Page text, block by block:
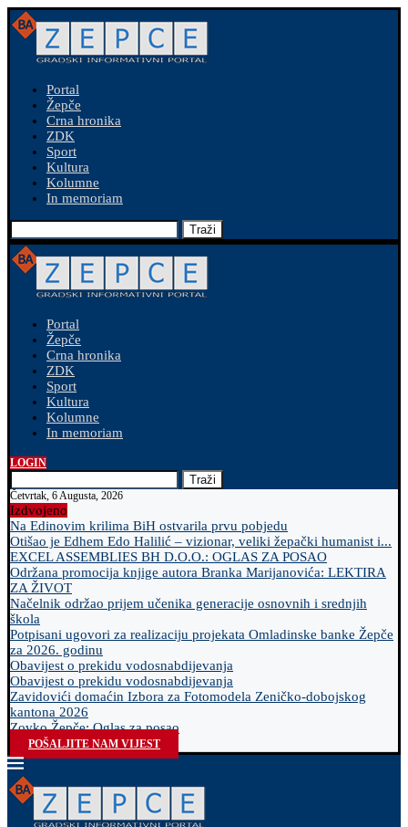
Portal
Žepče
Crna hronika
ZDK
Sport
Kultura
Kolumne
In memoriam
Traži
Portal
Žepče
Crna hronika
ZDK
Sport
Kultura
Kolumne
In memoriam
LOGIN
Traži
Četvrtak, 6 Augusta, 2026
Izdvojeno
Na Edinovim krilima BiH ostvarila prvu pobjedu
Otišao je Edhem Edo Halilić – vizionar, veliki žepački humanist i...
EXCEL ASSEMBLIES BH D.O.O.: OGLAS ZA POSAO
Održana promocija knjige autora Branka Marijanovića: LEKTIRA
ZA ŽIVOT
Načelnik održao prijem učenika generacije osnovnih i srednjih
škola
Potpisani ugovori za realizaciju projekata Omladinske banke Žepče
za 2026. godinu
Obavijest o prekidu vodosnabdijevanja
Obavijest o prekidu vodosnabdijevanja
Zavidovići domaćin Izbora za Fotomodela Zeničko-dobojskog
kantona 2026
Zovko Žepče: Oglas za posao
POŠALJITE NAM VIJEST